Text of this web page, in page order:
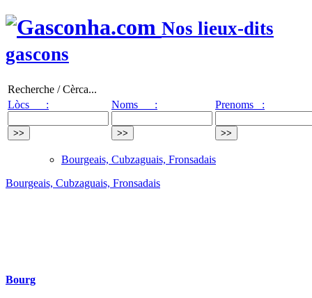
Nos lieux-dits
gascons
Recherche / Cèrca...
Lòcs :
Noms : Prenoms :
Bourgeais, Cubzaguais, Fronsadais
Bourgeais, Cubzaguais, Fronsadais
Bourg